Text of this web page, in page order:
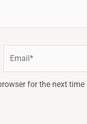
for the next time